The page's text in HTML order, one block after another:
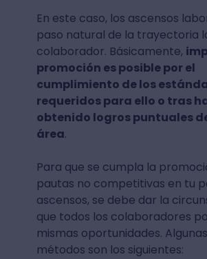
En este caso, los ascensos
paso natural de la trayectoria
colaborador. Básicamente,
promoción es posible por el
cumplimiento de los
requeridos para ello o tras
obtenido logros puntuales
área.
Para que se cumpla la
pautas no competitivas en tu
ascensos, se debe dar la
que todos los colaboradores
mismas oportunidades.
métodos son los siguientes: